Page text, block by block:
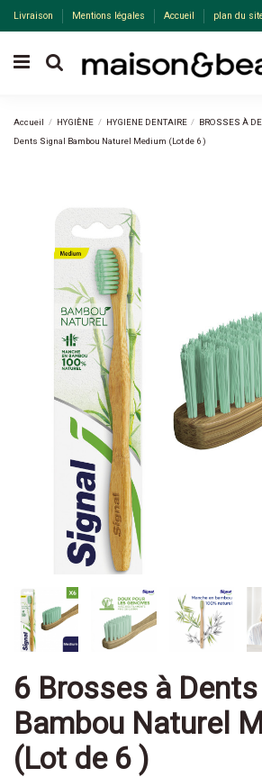
Livraison Mentions légales Accueil plan du
Accueil HYGIÈNE HYGIENE DENTAIRE BROSSES À
Dents Signal Bambou Naturel Medium (Lot de 6 )
6 Brosses à Dents
Bambou Naturel
(Lot de 6 )